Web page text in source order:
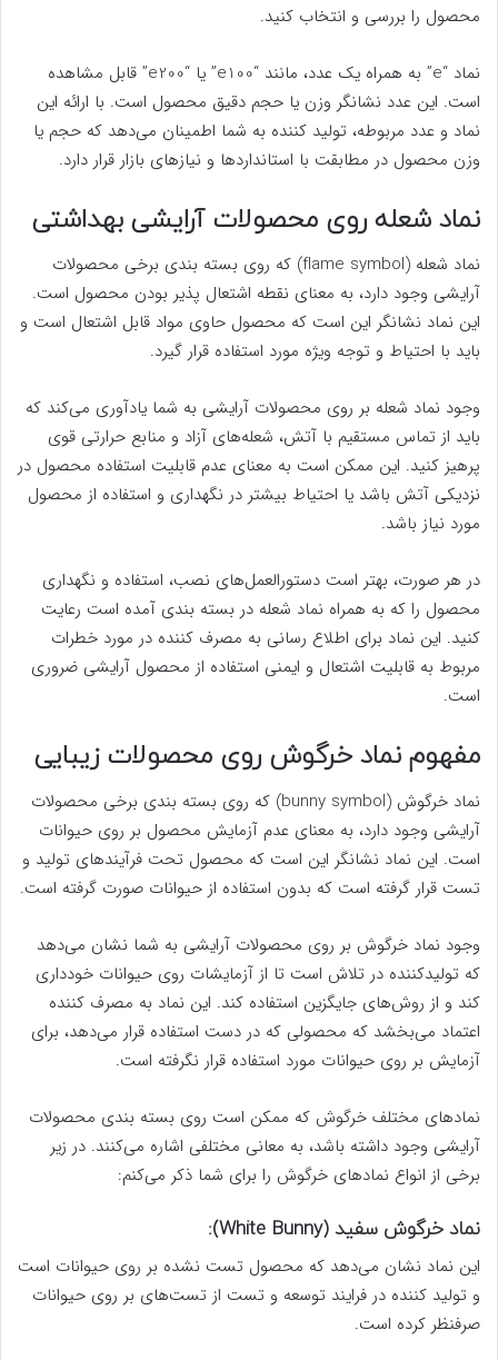
محصول را بررسی و انتخاب کنید.
نماد “e” به همراه یک عدد، مانند “e100” یا “e200” قابل مشاهده
است. این عدد نشانگر وزن یا حجم دقیق محصول است. با ارائه این
نماد و عدد مربوطه، تولید کننده به شما اطمینان می‌دهد که حجم یا
وزن محصول در مطابقت با استانداردها و نیازهای بازار قرار دارد.
نماد شعله روی محصولات آرایشی بهداشتی
نماد شعله (flame symbol) که روی بسته بندی برخی محصولات
آرایشی وجود دارد، به معنای نقطه اشتعال پذیر بودن محصول است.
این نماد نشانگر این است که محصول حاوی مواد قابل اشتعال است و
باید با احتیاط و توجه ویژه مورد استفاده قرار گیرد.
وجود نماد شعله بر روی محصولات آرایشی به شما یادآوری می‌کند که
باید از تماس مستقیم با آتش، شعله‌های آزاد و منابع حرارتی قوی
پرهیز کنید. این ممکن است به معنای عدم قابلیت استفاده محصول در
نزدیکی آتش باشد یا احتیاط بیشتر در نگهداری و استفاده از محصول
مورد نیاز باشد.
در هر صورت، بهتر است دستورالعمل‌های نصب، استفاده و نگهداری
محصول را که به همراه نماد شعله در بسته بندی آمده است رعایت
کنید. این نماد برای اطلاع رسانی به مصرف کننده در مورد خطرات
مربوط به قابلیت اشتعال و ایمنی استفاده از محصول آرایشی ضروری
است.
مفهوم نماد خرگوش روی محصولات زیبایی
نماد خرگوش (bunny symbol) که روی بسته بندی برخی محصولات
آرایشی وجود دارد، به معنای عدم آزمایش محصول بر روی حیوانات
است. این نماد نشانگر این است که محصول تحت فرآیندهای تولید و
تست قرار گرفته است که بدون استفاده از حیوانات صورت گرفته است.
وجود نماد خرگوش بر روی محصولات آرایشی به شما نشان می‌دهد
که تولیدکننده در تلاش است تا از آزمایشات روی حیوانات خودداری
کند و از روش‌های جایگزین استفاده کند. این نماد به مصرف کننده
اعتماد می‌بخشد که محصولی که در دست استفاده قرار می‌دهد، برای
آزمایش بر روی حیوانات مورد استفاده قرار نگرفته است.
نمادهای مختلف خرگوش که ممکن است روی بسته بندی محصولات
آرایشی وجود داشته باشد، به معانی مختلفی اشاره می‌کنند. در زیر
برخی از انواع نمادهای خرگوش را برای شما ذکر می‌کنم:
نماد خرگوش سفید (White Bunny):
این نماد نشان می‌دهد که محصول تست نشده بر روی حیوانات است
و تولید کننده در فرایند توسعه و تست از تست‌های بر روی حیوانات
صرفنظر کرده است.